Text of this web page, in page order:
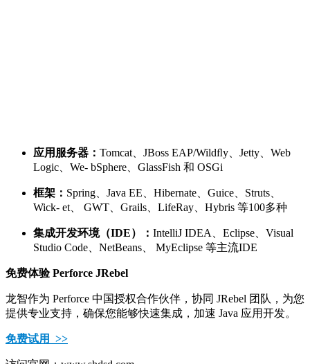
应用服务器： Tomcat、JBoss EAP/Wildﬂy、Jetty、Web
Logic、We- bSphere、GlassFish 和 OSGi
框架： Spring、Java EE、Hibernate、Guice、Struts、
Wick- et、 GWT、Grails、LifeRay、Hybris 等100多种
集成开发环境（IDE）： IntelliJ IDEA、Eclipse、Visual
Studio Code、NetBeans、 MyEclipse 等主流IDE
免费体验 Perforce JRebel
龙智作为 Perforce 中国授权合作伙伴，协同 JRebel 团队，为您
提供专业支持，确保您能够快速集成，加速 Java 应用开发。
免费试用 >>